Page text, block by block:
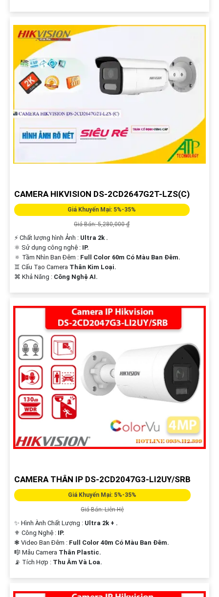
CAMERA HIKVISION DS-2CD2647G2T-LZS(C)
Giá Khuyến Mại: 5%-35%
Giá Bán: 5,280,000 ₫
️⚡ Chất lượng hình Ảnh : Ultra 2k .
⚛️ Sử dụng công nghệ : IP.
🔅 Tầm Nhìn Ban Đêm : Full Color 60m Có Màu Ban Đêm.
♊ Cấu Tạo Camera Thân Kim Loại.
️⌘ Khả Năng : Công Nghệ AI.
CAMERA THÂN IP DS-2CD2047G3-LI2UY/SRB
Giá Khuyến Mại: 5%-35%
Giá Bán: Liên Hệ
✨ Hình Ành Chất Lượng : Ultra 2k + .
⚜️ Công Nghệ : IP.
❃ Video Ban Đêm : Full Color 40m Có Màu Ban Ðêm.
🎼️ Mẫu Camera Thân Plastic.
️📡 Tích Hợp : Thu Âm Và Loa.